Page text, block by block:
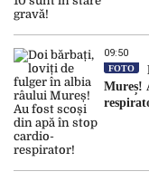
09:50
FOTO
Mureș!